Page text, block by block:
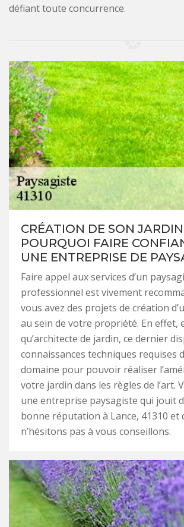
défiant toute concurrence.
CRÉATION DE SON
POURQUOI FAIRE
UNE ENTREPRISE DE
Faire appel aux services d’un
professionnel est vivement
vous avez des projets de création
au sein de votre propriété. En effet,
qu’architecte de jardin, ce dernier
connaissances techniques requises
domaine pour pouvoir réaliser
votre jardin dans les règles de l’art.
une entreprise paysagiste qui jouit
bonne réputation à Lance, 41310 et
n’hésitons pas à vous conseillons.